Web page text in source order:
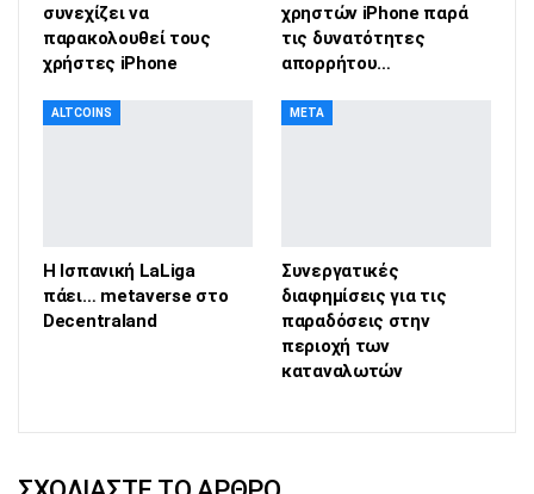
συνεχίζει να
παρακολουθεί τους
χρήστες iPhone
χρηστών iPhone παρά
τις δυνατότητες
απορρήτου…
ALTCOINS
Η Ισπανική LaLiga
πάει… metaverse στο
Decentraland
META
Συνεργατικές
διαφημίσεις για τις
παραδόσεις στην
περιοχή των
καταναλωτών